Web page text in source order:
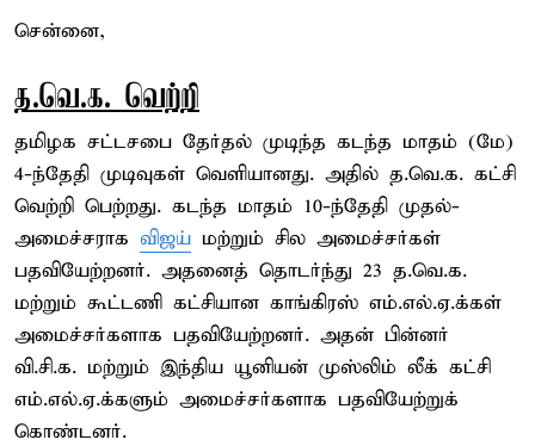
சென்னை,
த.வெ.க. வெற்றி
தமிழக சட்டசபை தேர்தல் முடிந்த கடந்த மாதம் (மே)
4-ந்தேதி முடிவுகள் வெளியானது. அதில் த.வெ.க. கட்சி
வெற்றி பெற்றது. கடந்த மாதம் 10-ந்தேதி முதல்-
அமைச்சராக விஜய் மற்றும் சில அமைச்சர்கள்
பதவியேற்றனர். அதனைத் தொடர்ந்து 23 த.வெ.க.
மற்றும் கூட்டணி கட்சியான காங்கிரஸ் எம்.எல்.ஏ.க்கள்
அமைச்சர்களாக பதவியேற்றனர். அதன் பின்னர்
வி.சி.க. மற்றும் இந்திய யூனியன் முஸ்லிம் லீக் கட்சி
எம்.எல்.ஏ.க்களும் அமைச்சர்களாக பதவியேற்றுக்
கொண்டனர்.